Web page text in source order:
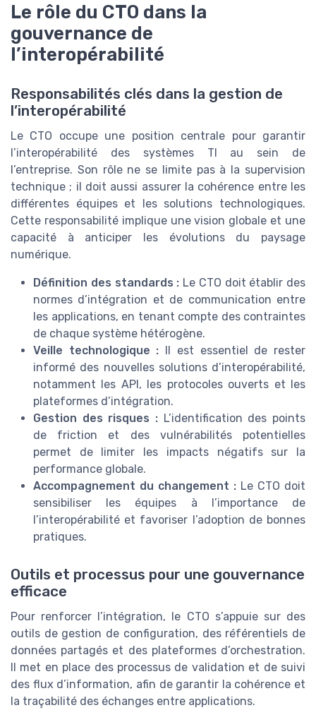
Le rôle du CTO dans la
gouvernance de
l’interopérabilité
Responsabilités clés dans la gestion de
l’interopérabilité
Le CTO occupe une position centrale pour garantir
l’interopérabilité des systèmes TI au sein de
l’entreprise. Son rôle ne se limite pas à la supervision
technique ; il doit aussi assurer la cohérence entre les
différentes équipes et les solutions technologiques.
Cette responsabilité implique une vision globale et une
capacité à anticiper les évolutions du paysage
numérique.
Définition des standards : Le CTO doit établir des
normes d’intégration et de communication entre
les applications, en tenant compte des contraintes
de chaque système hétérogène.
Veille technologique : Il est essentiel de rester
informé des nouvelles solutions d’interopérabilité,
notamment les API, les protocoles ouverts et les
plateformes d’intégration.
Gestion des risques : L’identification des points
de friction et des vulnérabilités potentielles
permet de limiter les impacts négatifs sur la
performance globale.
Accompagnement du changement : Le CTO doit
sensibiliser les équipes à l’importance de
l’interopérabilité et favoriser l’adoption de bonnes
pratiques.
Outils et processus pour une gouvernance
efficace
Pour renforcer l’intégration, le CTO s’appuie sur des
outils de gestion de configuration, des référentiels de
données partagés et des plateformes d’orchestration.
Il met en place des processus de validation et de suivi
des flux d’information, afin de garantir la cohérence et
la traçabilité des échanges entre applications.